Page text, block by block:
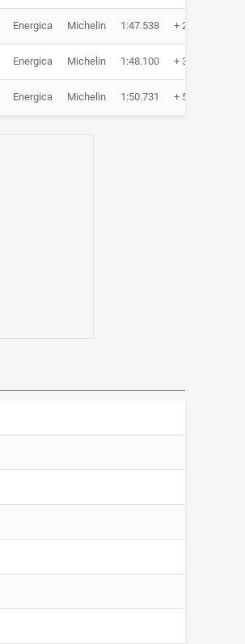
Energica Michelin 1:47.538 + 2.600
Energica Michelin 1:48.100 + 3.162
Energica Michelin 1:50.731 + 5.793